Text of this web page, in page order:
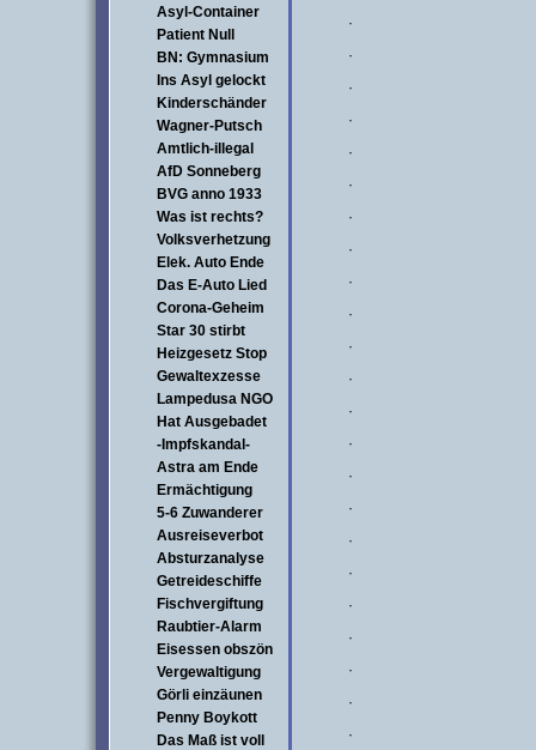
Asyl-Container
Patient Null
BN: Gymnasium
Ins Asyl gelockt
Kinderschänder
Wagner-Putsch
Amtlich-illegal
AfD Sonneberg
BVG anno 1933
Was ist rechts?
Volksverhetzung
Elek. Auto Ende
Das E-Auto Lied
Corona-Geheim
Star 30 stirbt
Heizgesetz Stop
Gewaltexzesse
Lampedusa NGO
Hat Ausgebadet
-Impfskandal-
Astra am Ende
Ermächtigung
5-6 Zuwanderer
Ausreiseverbot
Absturzanalyse
Getreideschiffe
Fischvergiftung
Raubtier-Alarm
Eisessen obszön
Vergewaltigung
Görli einzäunen
Penny Boykott
Das Maß ist voll
·
·
·
·
·
·
·
·
·
·
·
·
·
·
·
·
·
·
·
·
·
·
·